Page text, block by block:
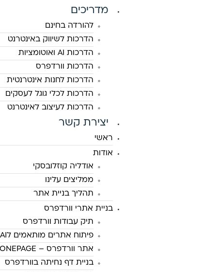
מדריכים
להורדה בחינם
הדרכות לשיווק באינטרנט
הדרכות AI ואוטומציות
הדרכות וורדפרס
הדרכות לחנות אינטרנטית
הדרכות לכלי גוגל לעסקים
הדרכות לעיצוב לאינטרנט
יצירת קשר
ראשי
אודות
אודליה קוזלובסקי
ממליצים עלינו
תהליך בניית אתר
בניית אתרי וורדפרס
תיק עבודות וורדפרס
פיתוח אתרים מותאמים לAI
אתר וורדפרס – ONEPAGE
בניית דף נחיתה בוורדפרס